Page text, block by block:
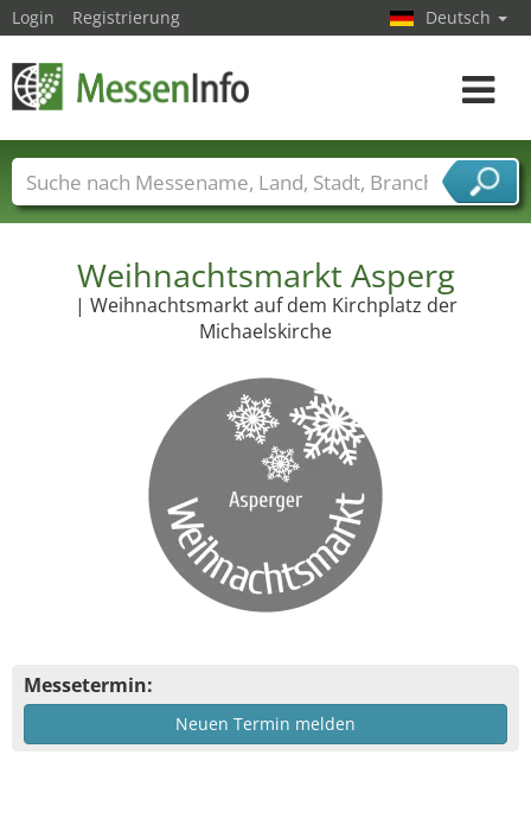
Weihnachtsmarkt Asperg
| Weihnachtsmarkt auf dem Kirchplatz der
Michaelskirche
Messetermin:
Neuen Termin melden
Login Registrierung Deutsch
Toggle
Messenamen Länder Städte
Branchen